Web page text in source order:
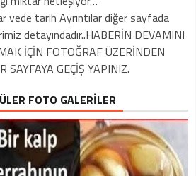
vede tarih Ayrıntılar diğer sayfada
detayındadır..HABERİN DEVAMINI
İÇİN FOTOĞRAF ÜZERİNDEN
SAYFAYA GEÇİŞ YAPINIZ.
FOTO GALERİLER